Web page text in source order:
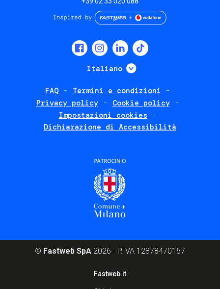
Italiano Mostra ulteriori
FAQ
Termini e condizioni
Privacy policy
Cookie policy
Impostazioni cookies
Dichiarazione di Accessibilità
© Fastweb SpA 2026 - P.IVA 12878470157
Fastweb.it